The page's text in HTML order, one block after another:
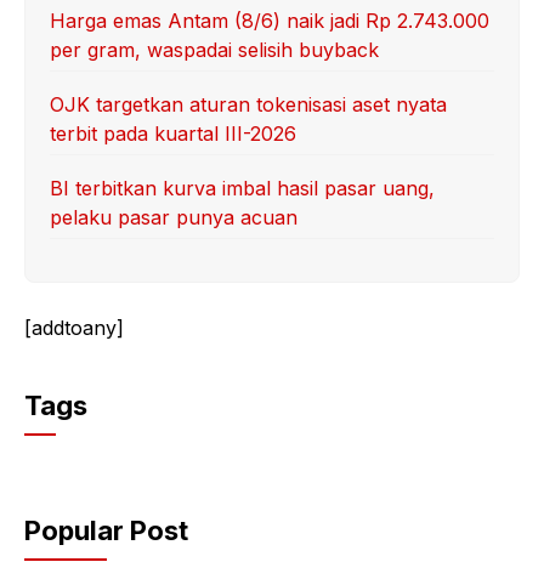
Harga emas Antam (8/6) naik jadi Rp 2.743.000
per gram, waspadai selisih buyback
OJK targetkan aturan tokenisasi aset nyata
terbit pada kuartal III-2026
BI terbitkan kurva imbal hasil pasar uang,
pelaku pasar punya acuan
[addtoany]
Tags
Popular Post